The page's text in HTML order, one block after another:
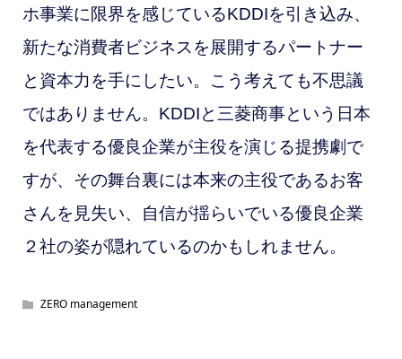
ホ事業に限界を感じているKDDIを引き込み、
新たな消費者ビジネスを展開するパートナー
と資本力を手にしたい。こう考えても不思議
ではありません。KDDIと三菱商事という日本
を代表する優良企業が主役を演じる提携劇で
すが、その舞台裏には本来の主役であるお客
さんを見失い、自信が揺らいでいる優良企業
２社の姿が隠れているのかもしれません。
ZERO management